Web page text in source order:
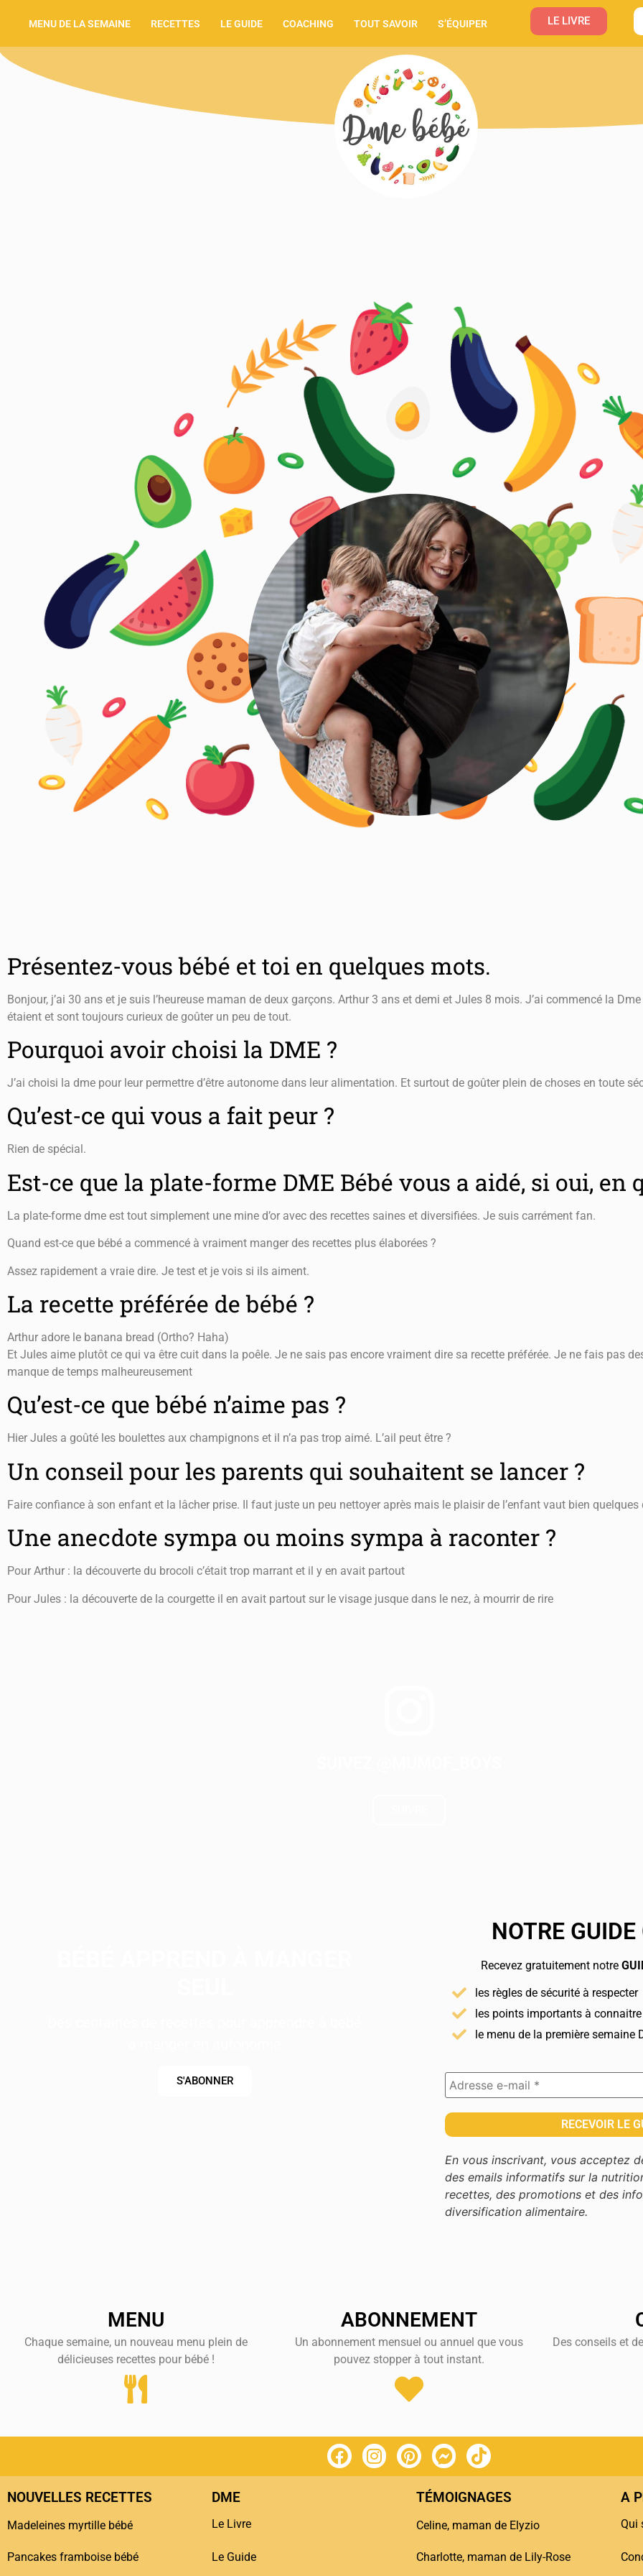
MENU DE LA SEMAINE RECETTES LE GUIDE COACHING TOUT SAVOIR S’ÉQUIPER LE LIVRE
Présentez-vous bébé et toi en quelques mots.
Bonjour, j’ai 30 ans et je suis l’heureuse maman de deux garçons. Arthur 3 ans et demi et Jules 8 mois. J’ai commencé la
étaient et sont toujours curieux de goûter un peu de tout.
Pourquoi avoir choisi la DME ?
J’ai choisi la dme pour leur permettre d’être autonome dans leur alimentation. Et surtout de goûter plein de choses en toute
Qu’est-ce qui vous a fait peur ?
Rien de spécial.
Est-ce que la plate-forme DME Bébé vous a aidé, si oui, en
La plate-forme dme est tout simplement une mine d’or avec des recettes saines et diversifiées. Je suis carrément fan.
Quand est-ce que bébé a commencé à vraiment manger des recettes plus élaborées ?
Assez rapidement a vraie dire. Je test et je vois si ils aiment.
La recette préférée de bébé ?
Arthur adore le banana bread (Ortho? Haha)
Et Jules aime plutôt ce qui va être cuit dans la poêle. Je ne sais pas encore vraiment dire sa recette préférée. Je ne fais pas
manque de temps malheureusement
Qu’est-ce que bébé n’aime pas ?
Hier Jules a goûté les boulettes aux champignons et il n’a pas trop aimé. L’ail peut être ?
Un conseil pour les parents qui souhaitent se lancer ?
Faire confiance à son enfant et la lâcher prise. Il faut juste un peu nettoyer après mais le plaisir de l’enfant vaut bien quelques
Une anecdote sympa ou moins sympa à raconter ?
Pour Arthur : la découverte du brocoli c’était trop marrant et il y en avait partout
Pour Jules : la découverte de la courgette il en avait partout sur le visage jusque dans le nez, à mourrir de rire
S'ABONNER
NOTRE
Recevez gratuitement notre
les règles de sécurité à respecter
les points importants à connaitre
le menu de la première semaine
En vous inscrivant, vous acceptez
des emails informatifs sur la
recettes, des promotions et des
diversification alimentaire.
MENU
Chaque semaine, un nouveau menu plein de
délicieuses recettes pour bébé !
ABONNEMENT
Un abonnement mensuel ou annuel que vous
pouvez stopper à tout instant.
Des conseils et
NOUVELLES RECETTES
Madeleines myrtille bébé
Pancakes framboise bébé
DME
Le Livre
Le Guide
TÉMOIGNAGES
Celine, maman de Elyzio
Charlotte, maman de Lily-Rose
A
Qui